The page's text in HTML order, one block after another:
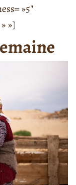
»5″
»]